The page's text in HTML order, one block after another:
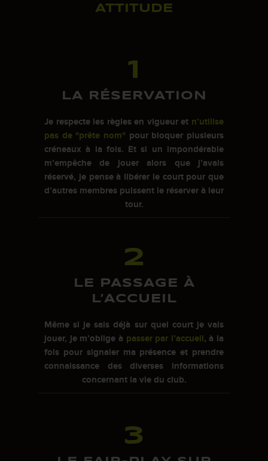
ATTITUDE
1
LA RÉSERVATION
Je respecte les règles en vigueur et n’utilise
pas de "prête nom" pour bloquer plusieurs
créneaux à la fois. Et si un impondérable
m’empêche de jouer alors que j’avais
réservé, je pense à libérer le court pour que
d’autres membres puissent le réserver à leur
tour.
2
LE PASSAGE À
L’ACCUEIL
Même si je sais déjà sur quel court je vais
jouer, je m’oblige à passer par l’accueil, à la
fois pour signaler ma présence et prendre
connaissance des diverses informations
concernant la vie du club.
3